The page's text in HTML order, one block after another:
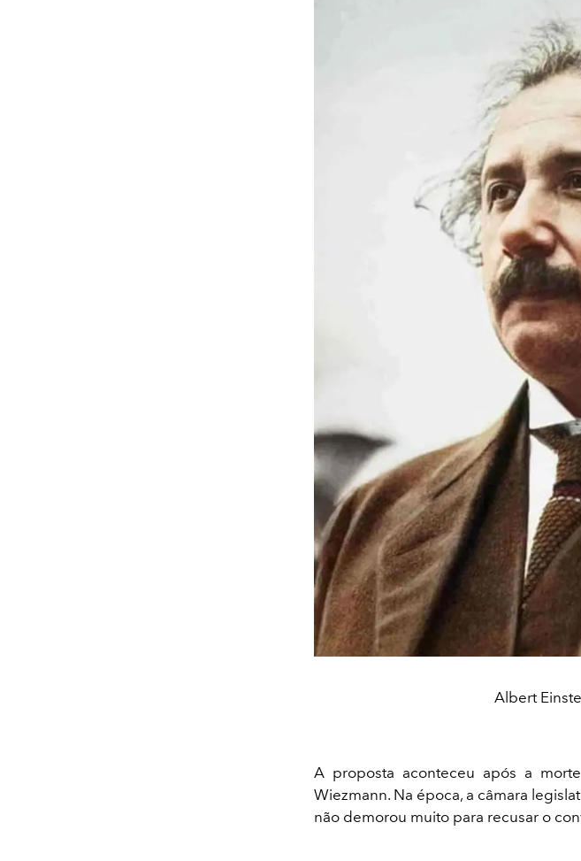
Albert
A proposta aconteceu após a
Wiezmann. Na época, a câmara
não demorou muito para recusar o